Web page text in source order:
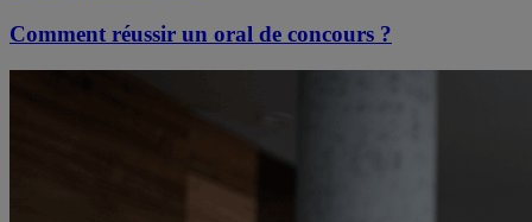
Comment réussir un oral de concours ?